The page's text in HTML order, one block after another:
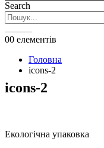
Search
00 елементів
Головна
icons-2
icons-2
Екологічна упаковка